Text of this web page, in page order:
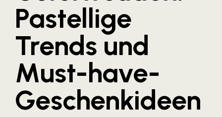
ACO
ALEX Krems
Amazon Web Services
Artweger
AustroCel Hallein
Blaguss
Pastellige
Trends und
Must-have-
Geschenkideen